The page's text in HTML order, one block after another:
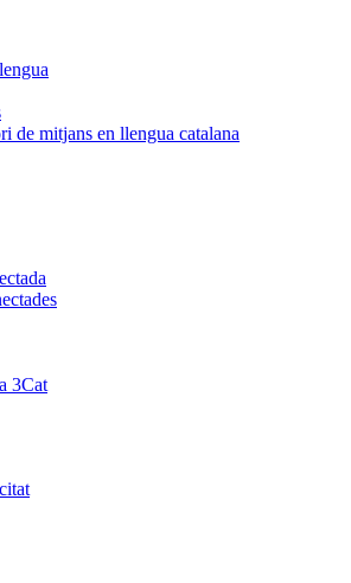
de mitjans en llengua catalana
3Cat